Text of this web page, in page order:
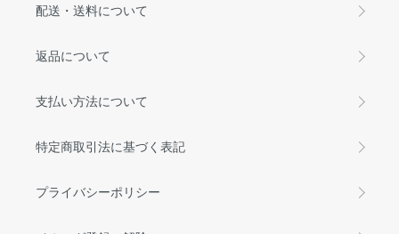
配送・送料について
返品について
支払い方法について
特定商取引法に基づく表記
プライバシーポリシー